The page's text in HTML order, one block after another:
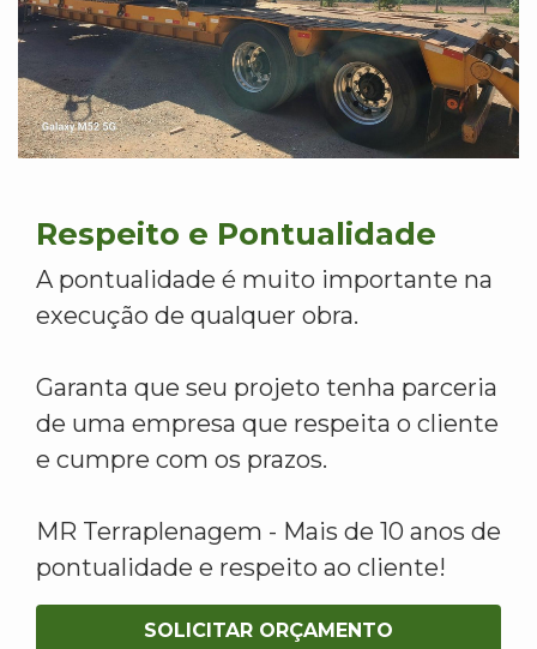
Respeito e Pontualidade
A pontualidade é muito importante na
execução de qualquer obra.
Garanta que seu projeto tenha parceria
de uma empresa que respeita o cliente
e cumpre com os prazos.
MR Terraplenagem - Mais de 10 anos de
pontualidade e respeito ao cliente!
SOLICITAR ORÇAMENTO